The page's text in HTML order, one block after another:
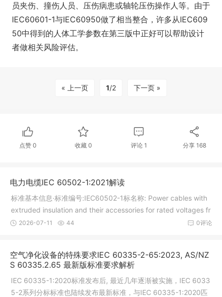
员夹伤、撞伤人员、压伤病患或轴轮压伤操作人等。由于
IEC60601-1与IEC60950做了相当整合，许多从IEC609
50中得到的人体工学参数在第三版中正好可以帮助设计
者做相关风险评估。
« 上一页 1/2 下一页 »
点赞 0 收藏 0 评论 1 分享 168
电力电缆IEC 60502-1:2021解读
标准基本信息·标准编号:IEC60502-1标名称: Power cables with
extruded insulation and their accessories for rated voltages fr
om1 kV (Um = 1,2 kV) up to 30 kV (Um = 36 kV) - Part 1: Cabl
0评论
2026-07-11 44
空气净化设备的特殊要求IEC 60335-2-65:2023, AS/NZ
S 60335.2.65 最新版标准要求解析
IEC 60335-1:2020标准发布后, 最近几年逐渐被实施，IEC 6033
5-2系列分标标准也陆续发布最新标准，与IEC 60335-1:2020匹